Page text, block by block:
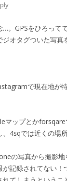
…。GPSをひろって
ジオタグついた写真
で現在地が
マップとか
、4sqでは近くの場
の写真から撮影
が記録されてない